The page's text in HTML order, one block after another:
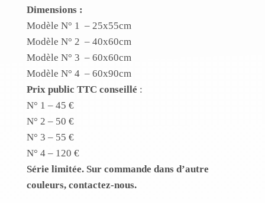
Dimensions :
Modèle N° 1 – 25x55cm
Modèle N° 2 – 40x60cm
Modèle N° 3 – 60x60cm
Modèle N° 4 – 60x90cm
Prix public TTC conseillé :
N° 1 – 45 €
N° 2 – 50 €
N° 3 – 55 €
N° 4 – 120 €
Série limitée. Sur commande dans d’autre
couleurs, contactez-nous.